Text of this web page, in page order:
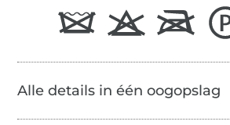
Alle details in één oogopslag